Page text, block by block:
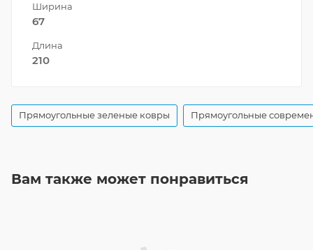
Ширина
67
Длина
210
Прямоугольные зеленые ковры Прямоугольные
Вам также может понравиться